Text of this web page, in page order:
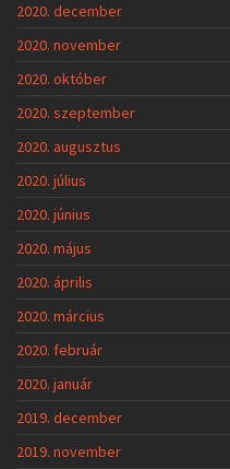
2020. december
2020. november
2020. október
2020. szeptember
2020. augusztus
2020. július
2020. június
2020. május
2020. április
2020. március
2020. február
2020. január
2019. december
2019. november